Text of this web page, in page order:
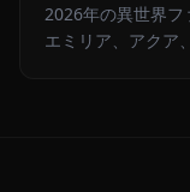
2026年の異世界フ
エミリア、アクア